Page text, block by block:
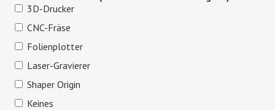
3D-Drucker
CNC-Fräse
Folienplotter
Laser-Gravierer
Shaper Origin
Keines